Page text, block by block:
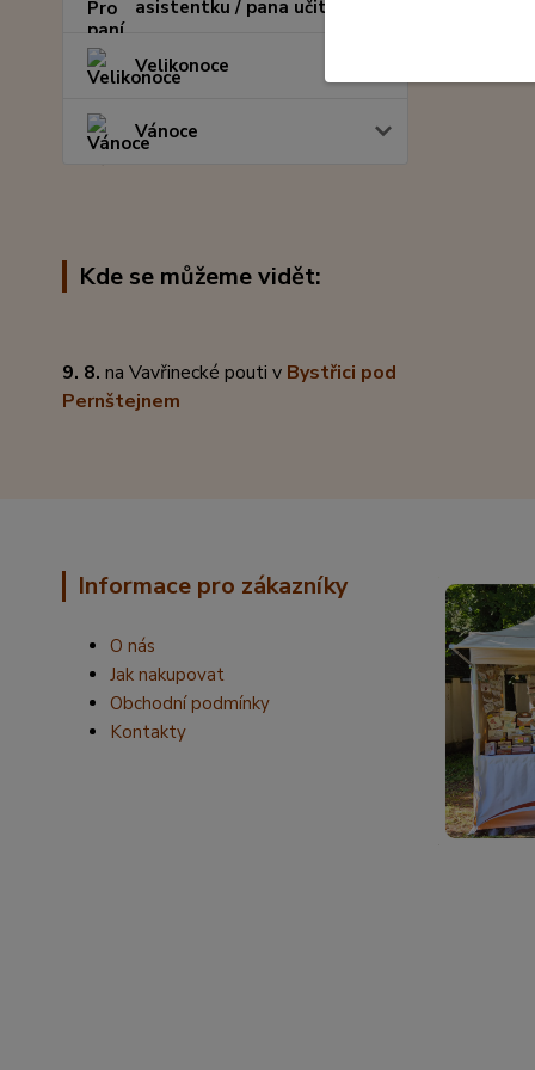
asistentku / pana učitele
Velikonoce
Vánoce
Kde se můžeme vidět:
9. 8. na Vavřinecké pouti v Bystřici pod
Pernštejnem
Informace pro zákazníky
O nás
Jak nakupovat
Obchodní podmínky
Kontakty